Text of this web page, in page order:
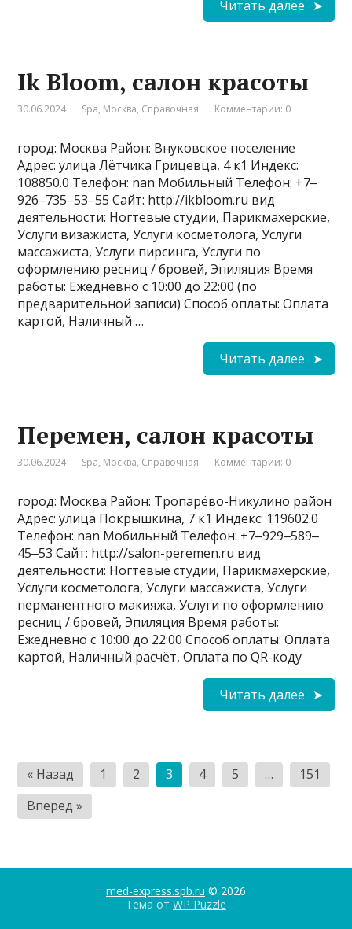
Читать далее
Ik Bloom, салон красоты
30.06.2024 Spa, Москва, Справочная Комментарии: 0
город: Москва Район: Внуковское поселение
Адрес: улица Лётчика Грицевца, 4 к1 Индекс:
108850.0 Телефон: nan Мобильный Телефон: +7‒
926‒735‒53‒55 Сайт: http://ikbloom.ru вид
деятельности: Ногтевые студии, Парикмахерские,
Услуги визажиста, Услуги косметолога, Услуги
массажиста, Услуги пирсинга, Услуги по
оформлению ресниц / бровей, Эпиляция Время
работы: Ежедневно с 10:00 до 22:00 (по
предварительной записи) Способ оплаты: Оплата
картой, Наличный …
Читать далее
Перемен, салон красоты
30.06.2024 Spa, Москва, Справочная Комментарии: 0
город: Москва Район: Тропарёво-Никулино район
Адрес: улица Покрышкина, 7 к1 Индекс: 119602.0
Телефон: nan Мобильный Телефон: +7‒929‒589‒
45‒53 Сайт: http://salon-peremen.ru вид
деятельности: Ногтевые студии, Парикмахерские,
Услуги косметолога, Услуги массажиста, Услуги
перманентного макияжа, Услуги по оформлению
ресниц / бровей, Эпиляция Время работы:
Ежедневно с 10:00 до 22:00 Способ оплаты: Оплата
картой, Наличный расчёт, Оплата по QR-коду
Читать далее
Пагинация
записей
« Назад 1 2 3 4 5 …
151
Вперед »
med-express.spb.ru © 2026
Тема от WP Puzzle